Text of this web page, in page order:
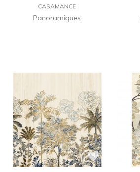
CASAMANCE
Panoramiques